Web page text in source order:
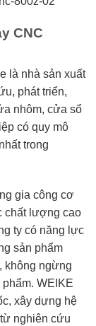
CNC
là nhà sản xuất
phát triển,
nhôm, cửa sổ
có quy mô
trong
gia công cơ
chất lượng cao
ty có năng lực
sản phẩm
không ngừng
WEIKE
xây dựng hệ
nghiên cứu